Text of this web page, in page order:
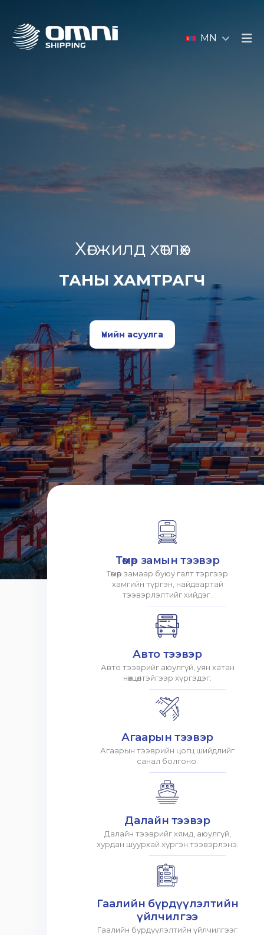
MN
Хөгжилд хөтлөх
ТАНЫ ХАМТРАГЧ
Үнийн асуулга
Төмөр замын тээвэр
Төмөр замаар буюу галт тэргээр
хамгийн түргэн, найдвартай
тээвэрлэлтийг хийдэг.
Авто тээвэр
Авто тээврийг аюулгүй, уян хатан
нөхцөлтэйгээр хүргэдэг.
Агаарын тээвэр
Агаарын тээврийн цогц шийдлийг
санал болгоно.
Далайн тээвэр
Далайн тээврийг хямд, аюулгүй,
хурдан шуурхай хүргэн тээвэрлэнэ.
Гаалийн бүрдүүлэлтийн
үйлчилгээ
Гаалийн бүрдүүлэлтийн үйлчилгээг